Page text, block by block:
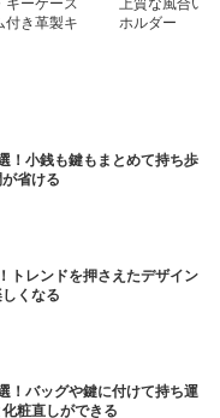
付き革製キ
ホルダー
！小銭も鍵もまとめて持ち歩
省ける
トレンドを押さえたデザイン
くなる
！バッグや鍵に付けて持ち運
粧直しができる